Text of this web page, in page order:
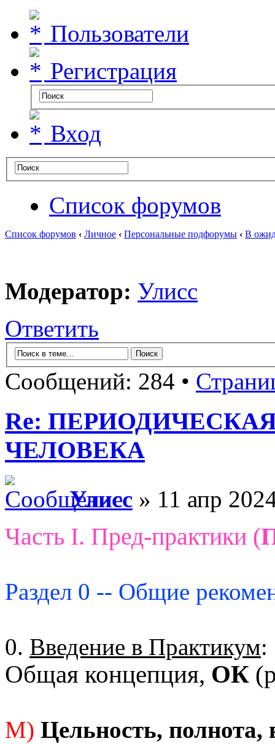
Пользователи
Регистрация
Вход
Список форумов
Список форумов ‹ Личное ‹ Персональные подфорумы ‹ В
Модератор: Улисс
Ответить
Сообщений: 284 •
Re:
ЧЕЛОВЕКА
Улисс » 11 апр
Часть I. Пред-практики (
Раздел 0 -- Общие
0. Введение в Практикум:
Общая концепция, ОК
М) Цельность, полнота,